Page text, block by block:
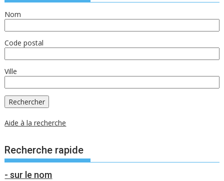
Nom
Code postal
Ville
Aide à la recherche
Recherche rapide
- sur le nom